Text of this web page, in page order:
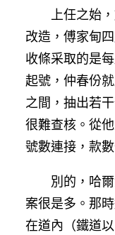
上任之始
改造，傅家甸
收條采取的是
起號，仲春份
之間，抽出若
很難查核。從
號數連接，款
別的，哈
案很是多。那
在道內（鐵道